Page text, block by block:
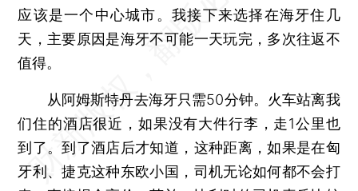
应该是一个中心城市。我接下来选择在海牙住几
天，主要原因是海牙不可能一天玩完，多次往返不
值得。
从阿姆斯特丹去海牙只需50分钟。火车站离我
们住的酒店很近，如果没有大件行李，走1公里也
到了。到了酒店后才知道，这种距离，如果是在匈
牙利、捷克这种东欧小国，司机无论如何都不会打